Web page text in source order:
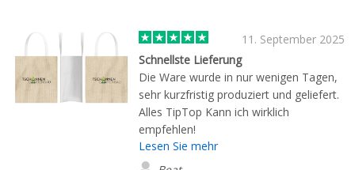
11. September 2025
Schnellste Lieferung
Die Ware wurde in nur wenigen Tagen,
sehr kurzfristig produziert und geliefert.
Alles TipTop Kann ich wirklich
empfehlen!
Lesen Sie mehr